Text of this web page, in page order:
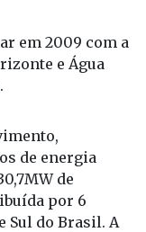
em 2009 com a
e Água
de energia
de
por 6
Sul do Brasil. A